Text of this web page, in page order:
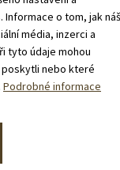
Informace o tom, jak
média, inzerci a
tyto údaje mohou
nebo které
Podrobné informace